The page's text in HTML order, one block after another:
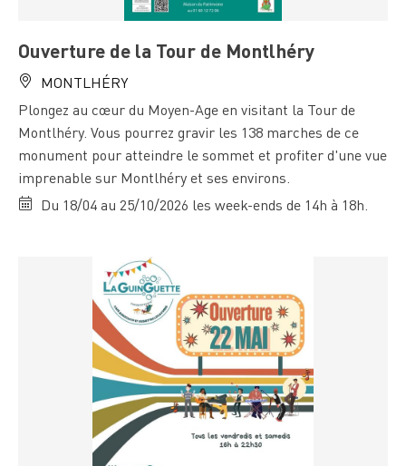
Ouverture de la Tour de Montlhéry
MONTLHÉRY
Plongez au cœur du Moyen-Age en visitant la Tour de
Montlhéry. Vous pourrez gravir les 138 marches de ce
monument pour atteindre le sommet et profiter d'une vue
imprenable sur Montlhéry et ses environs.
Du 18/04 au 25/10/2026 les week-ends de 14h à 18h.